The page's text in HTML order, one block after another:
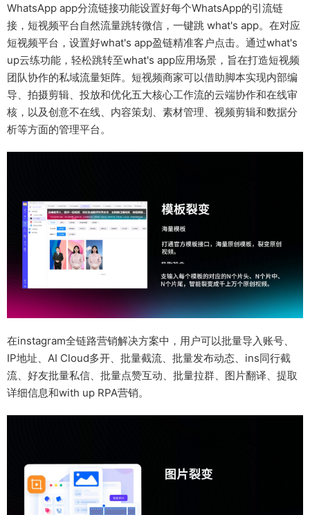
WhatsApp app分流链接功能设置好每个WhatsApp的引流链
接，短视频平台自然流量跳转微信，一键跳 what's app。在对应
短视频平台，设置好what's app盈链精准客户点击。通过what's
up云练功能，轻松跳转至what's app应用场景，旨在打造短视频
团队协作的私域流量矩阵。短视频商家可以借助脚本实现内部编
导、拍摄剪辑、投放和优化五大核心工作流的云端协作和在线审
核，以及创意不在线、内容策划、素材管理、视频剪辑和数据分
析等方面的管理平台。
在instagram全链路营销解决方案中，用户可以批量导入账号、
IP地址、AI Cloud多开、批量截流、批量发布动态、ins同行截
流、好友批量私信、批量点赞互动、批量拉群、图片翻译、提取
详细信息和with up RPA营销。